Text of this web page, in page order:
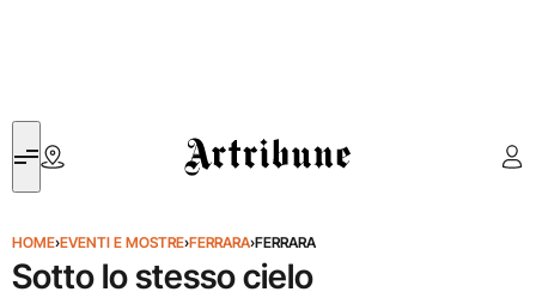
Artribune
HOME›EVENTI E MOSTRE›FERRARA›FERRARA
Sotto lo stesso cielo